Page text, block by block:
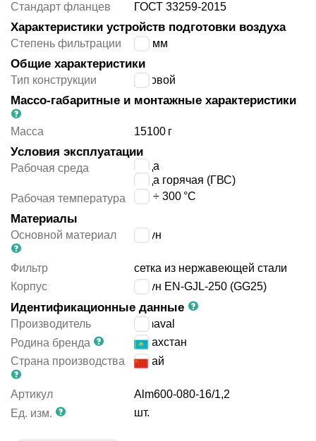
Стандарт фланцев ГОСТ 33259-2015
Характеристики устройств подготовки воздуха
Степень фильтрации 1.2 мм
Общие характеристики
Тип конструкции угловой
Массо-габаритные и монтажные характеристики
Масса 15100 г
Условия эксплуатации
Рабочая среда
вода
вода горячая (ГВС)
Рабочая температура
-10 ÷ 300 °C
Материалы
Основной материал чугун
Фильтр
сетка из нержавеющей стали
Корпус
чугун EN-GJL-250 (GG25)
Идентификационные данные
Производитель
Almaval
Родина бренда
Казахстан
Страна производства
Китай
Артикул
Alm600-080-16/1,2
Ед. изм.
шт.